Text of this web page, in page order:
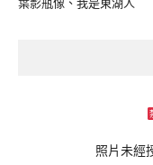
葉影瓶像 、 我是東湖人
照片未經